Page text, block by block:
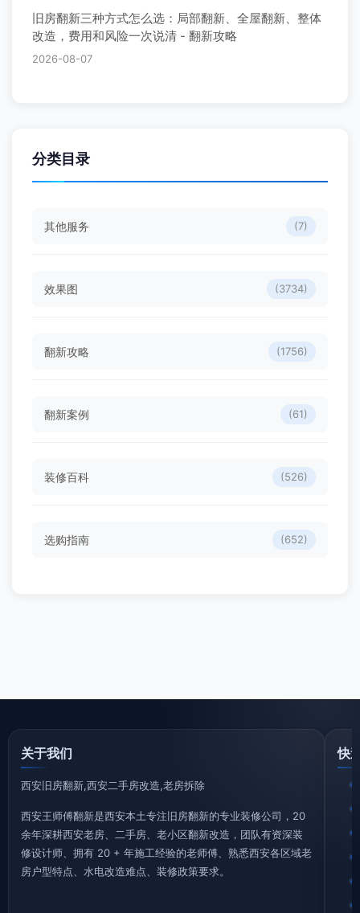
旧房翻新三种方式怎么选：局部翻新、全屋翻新、整体
改造，费用和风险一次说清 - 翻新攻略
2026-08-07
分类目录
其他服务 (7)
效果图 (3734)
翻新攻略 (1756)
翻新案例 (61)
装修百科 (526)
选购指南 (652)
关于我们
西安旧房翻新,西安二手房改造,老房拆除
西安王师傅翻新是西安本土专注旧房翻新的专业装修公司，20
余年深耕西安老房、二手房、老小区翻新改造，团队有资深装
修设计师、拥有 20 + 年施工经验的老师傅、熟悉西安各区域老
房户型特点、水电改造难点、装修政策要求。
快